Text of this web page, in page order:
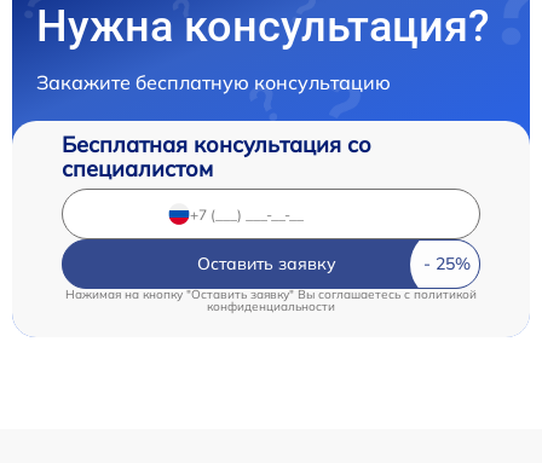
Нужна консультация?
Закажите бесплатную консультацию
Бесплатная консультация со
специалистом
Оставить заявку
Нажимая на кнопку "Оставить заявку" Вы соглашаетесь c политикой
конфиденциальности